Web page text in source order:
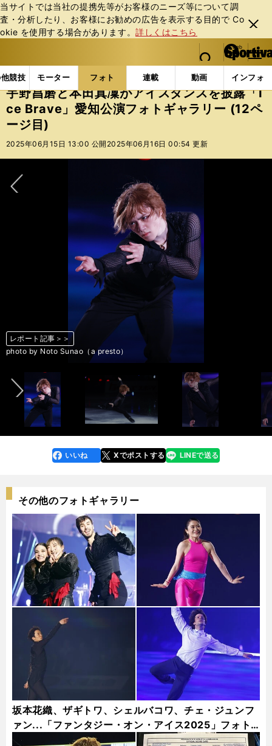
当サイトでは当社の提携先等がお客様のニーズ等について調
査・分析したり、お客様にお勧めの広告を表⽰する⽬的で Co
okie を使⽤する場合があります。詳しくはこちら
閉じ
る
web Sportiva (webスポルティーバ)
検索
マイペ
ー
ジ
メニュ
競技 モーター フォト 連載 動画 インフォ
b
ス
ポ
ル
テ
ー
バ
フォトギャラリー 宇野昌磨と本田真凜がアイスダン
宇野昌磨と本田真凜がアイスダンスを披露「I
ce Brave」愛知公演フォトギャラリー (12ペ
ージ目)
2025年06月15日 13:00 公開 2025年06月16日 00:54 更新
レポート記事＞＞
photo by Noto Sunao（a presto）
レポート記事＞＞
photo by Noto Sunao（a presto）
レポート記事＞＞
photo by Noto Sunao（a presto）
レポート記事＞＞
photo by Noto Sunao（a presto）
レポート記事＞＞
photo by Noto Sunao（a presto）
レポート記事＞＞
photo by Noto Sunao（a presto）
レポート記事＞＞
photo by Noto Sunao（a presto）
レポート記事＞＞
photo by Noto Sunao（a presto）
レポート記事＞＞
photo by Noto Sunao（a presto）
レポート記事＞＞
photo by Noto Sunao（a presto）
レポート記事＞＞
photo by Noto Sunao（a presto）
レポート記事＞＞
photo by Noto Sunao（a presto）
レポート記事＞＞
photo by Noto Sunao（a presto）
レポート記事＞＞
photo by Noto Sunao（a presto）
レポート記事＞＞
photo by Noto Sunao（a presto）
レポート記事＞＞
photo by Noto Sunao（a presto）
レポート記事＞＞
photo by Noto Sunao（a presto）
レポート記事＞＞
photo by Noto Sunao（a presto）
レポート記事＞＞
photo by Noto Sunao（a presto）
レポート記事＞＞
photo by Noto Sunao（a presto）
レポート記事＞＞
photo by Noto Sunao（a presto）
レポート記事＞＞
photo by Noto Sunao（a presto）
レポート記事＞＞
photo by Noto Sunao（a presto）
レポート記事＞＞
photo by Noto Sunao（a presto）
レポート記事＞＞
photo by Noto Sunao（a presto）
レポート記事＞＞
photo by Noto Sunao（a presto）
レポート記事＞＞
photo by Noto Sunao（a presto）
レポート記事＞＞
photo by Noto Sunao（a presto）
レポート記事＞＞
photo by Noto Sunao（a presto）
レポート記事＞＞
photo by Noto Sunao（a presto）
レポート記事＞＞
photo by Noto Sunao（a presto）
レポート記事＞＞
photo by Noto Sunao（a presto）
レポート記事＞＞
photo by Noto Sunao（a presto）
レポート記事＞＞
photo by Noto Sunao（a presto）
レポート記事＞＞
photo by Noto Sunao（a presto）
レポート記事＞＞
photo by Noto Sunao（a presto）
前へ
faceboo
k
いいね Xでポストする
line LINEで送る
その他のフォトギャラリー
坂本花織、ザギトワ、シェルバコワ、チェ・ジュンフ
ァン...「ファンタジー・オン・アイス2025」フォト
ギャラリー